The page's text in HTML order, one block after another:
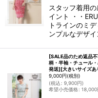
スタッフ着用
イント ・・
トラインのミ
ンプルなデザ
[SALE品のため返品
柄・半袖・チュール
発送][大きいサイズあ
9,000円(税別)
(税込: 9,900円)
希望小売価格: 18,000